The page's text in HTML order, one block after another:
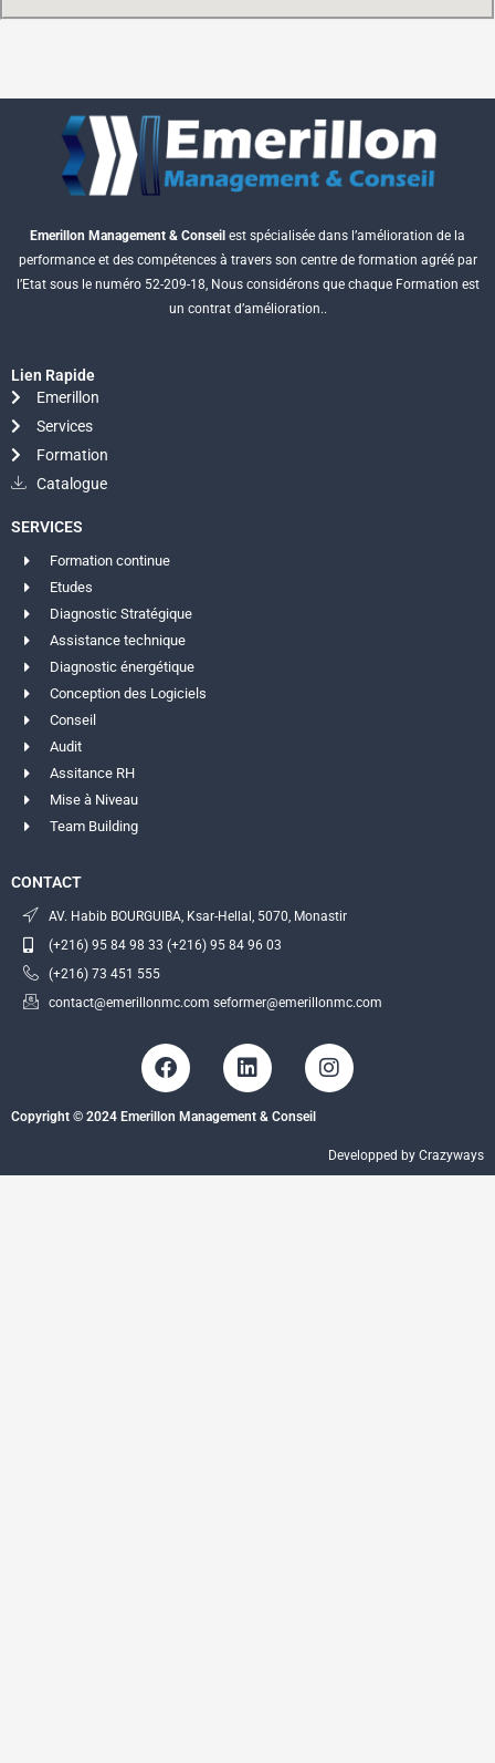
Emerillon Management & Conseil est spécialisée dans l’amélioration de la
performance et des compétences à travers son centre de formation agréé par
l’Etat sous le numéro 52-209-18, Nous considérons que chaque Formation est
un contrat d’amélioration..
Lien Rapide
Emerillon
Services
Formation
Catalogue
SERVICES
Formation continue
Etudes
Diagnostic Stratégique
Assistance technique
Diagnostic énergétique
Conception des Logiciels
Conseil
Audit
Assitance RH
Mise à Niveau
Team Building
CONTACT
AV. Habib BOURGUIBA, Ksar-Hellal, 5070, Monastir
(+216) 95 84 98 33 (+216) 95 84 96 03
(+216) 73 451 555
contact@emerillonmc.com seformer@emerillonmc.com
F
a
e
o
L
i
k
d
I
n
a
g
Copyright © 2024 Emerillon Management & Conseil
Developped by Crazyways